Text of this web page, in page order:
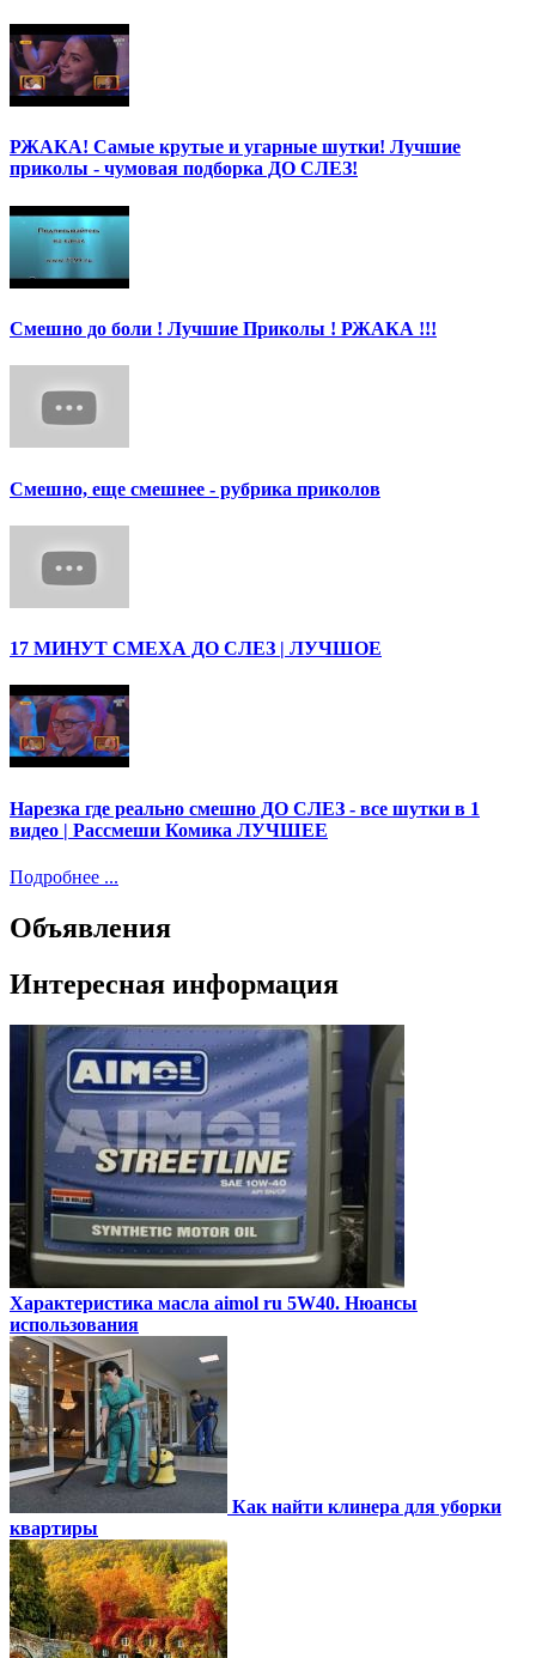
РЖАКА! Самые крутые и угарные шутки! Лучшие
приколы - чумовая подборка ДО СЛЕЗ!
Смешно до боли ! Лучшие Приколы ! РЖАКА !!!
Смешно, еще смешнее - рубрика приколов
17 МИНУТ СМЕХА ДО СЛЕЗ | ЛУЧШОЕ
Нарезка где реально смешно ДО СЛЕЗ - все шутки в 1
видео | Рассмеши Комика ЛУЧШЕЕ
Подробнее ...
Объявления
Интересная информация
Характеристика масла aimol ru 5W40. Нюансы
использования
Как найти клинера для уборки
квартиры